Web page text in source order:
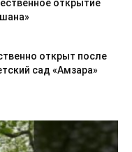
открытие
открыт после
сад «Амзара»